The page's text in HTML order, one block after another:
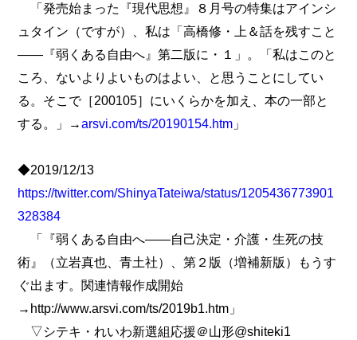
「発売始まった『現代思想』８月号の特集はアインシ
ュタイン（ですが）、私は「高橋修・上＆話を残すこと
――『弱くある自由へ』第二版に・１」。「私はこのと
ころ、ないよりよいものはよい、と思うことにしてい
る。そこで［200105］にいくらかを加え、本の一部と
する。」→arsvi.com/ts/20190154.htm 」
◆2019/12/13
https://twitter.com/ShinyaTateiwa/status/1205436773901
328384
「『弱くある自由へ――自己決定・介護・生死の技
術』（立岩真也、青土社）、第２版（増補新版）もうす
ぐ出ます。関連情報作成開始
→http://www.arsvi.com/ts/2019b1.htm」
▽シテキ・れいわ新選組応援＠山形@shiteki1